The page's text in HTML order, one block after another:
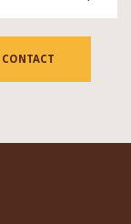
CONTACT